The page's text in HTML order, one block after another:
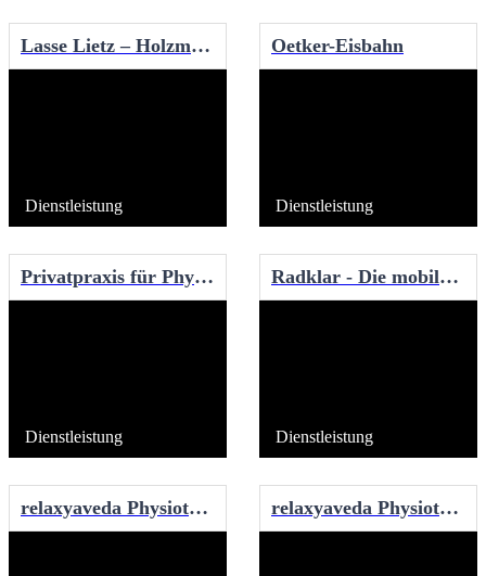
Lasse Lietz – Holzmanufaktur
Dienstleistung
Oetker-Eisbahn
Dienstleistung
Privatpraxis für Physiotherapie Carla Grimmelt
Dienstleistung
Radklar - Die mobile Fahrradwerkstatt
Dienstleistung
relaxyaveda Physiotherapie relaxyaveda Physiotherapie